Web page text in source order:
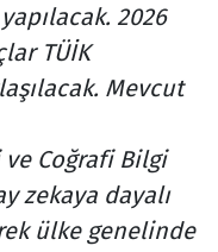
2026
TÜİK
Mevcut
Coğrafi Bilgi
zekaya dayalı
ülke genelinde